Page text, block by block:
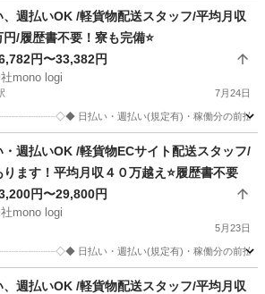
、週払いOK /軽貨物配送スタッフ/平均月収
円/履歴書不要！寮も完備⭐️
円〜33,382円
mono logi
7月24日
日払い・週払い(規定有)・稼働分の前払
駅 スタッフ
・週払いOK /軽貨物ECサイト配送スタッフ/
ります！平均月収４０万越え⭐️履歴書不要
円〜29,800円
mono logi
5月23日
日払い・週払い(規定有)・稼働分の前払
スタッフ
、週払いOK /軽貨物配送スタッフ/平均月収